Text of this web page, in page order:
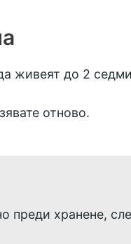
живеят до 2
отново.
преди хранене,